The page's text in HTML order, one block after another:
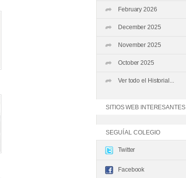
February 2026
December 2025
November 2025
October 2025
Ver todo el Historial...
SITIOS WEB INTERESANTES
SEGUÍ AL COLEGIO
Twitter
Facebook